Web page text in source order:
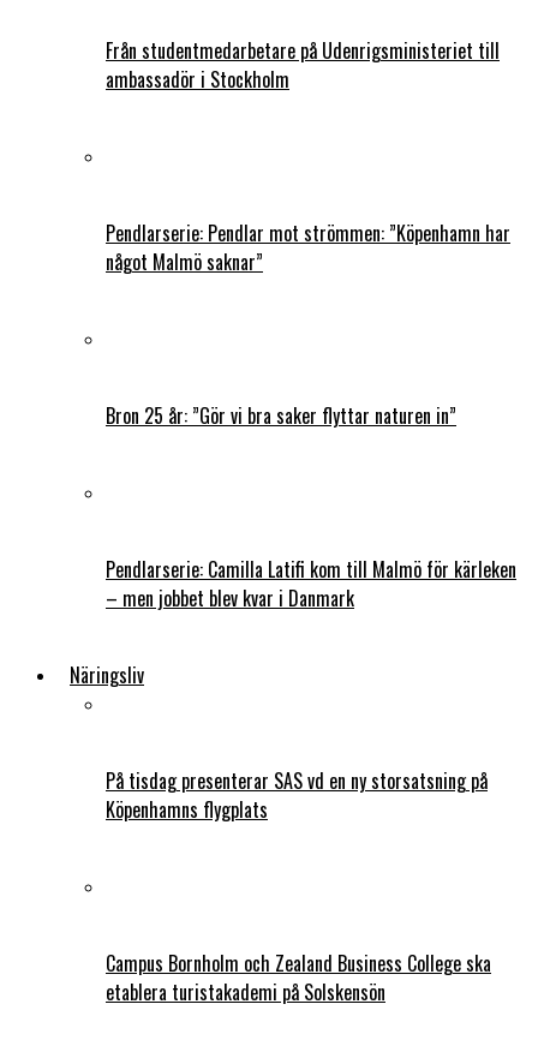
Från studentmedarbetare på Udenrigsministeriet till
ambassadör i Stockholm
Pendlarserie: Pendlar mot strömmen: ”Köpenhamn har
något Malmö saknar”
Bron 25 år: ”Gör vi bra saker flyttar naturen in”
Pendlarserie: Camilla Latifi kom till Malmö för kärleken
– men jobbet blev kvar i Danmark
Näringsliv
På tisdag presenterar SAS vd en ny storsatsning på
Köpenhamns flygplats
Campus Bornholm och Zealand Business College ska
etablera turistakademi på Solskensön